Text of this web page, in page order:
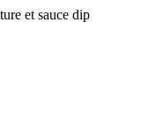
et sauce dip